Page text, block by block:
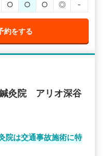
○ ○ ○ ◎ -
約をする
灸院 アリオ深谷
院は交通事故施術に特